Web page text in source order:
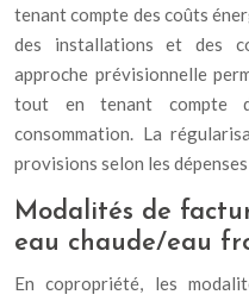
tenant compte des coûts
des installations et des
approche prévisionnelle
tout en tenant compte
consommation. La
provisions selon les
Modalités de
eau chaude/eau
En copropriété, les